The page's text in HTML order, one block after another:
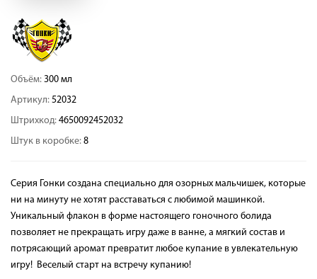
Объём: 300 мл
Артикул: 52032
Штрихкод: 4650092452032
Штук в коробке: 8
Серия Гонки создана специально для озорных мальчишек, которые
ни на минуту не хотят расставаться с любимой машинкой.
Уникальный флакон в форме настоящего гоночного болида
позволяет не прекращать игру даже в ванне, а мягкий состав и
потрясающий аромат превратит любое купание в увлекательную
игру! Веселый старт на встречу купанию!